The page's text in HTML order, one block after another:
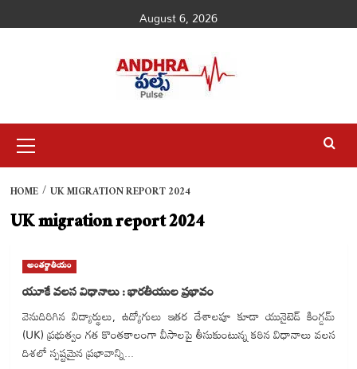
to
August 6, 2026
Menu
HOME UK MIGRATION REPORT 2024
UK migration report 2024
అంతర్జాతీయం
యూకే వలస విధానాలు : భారతీయుల ప్రభావం
వెనుదిరిగిన విద్యార్థులు, ఉద్యోగులు ఇతర దేశాలపూ కూడా యునైటెడ్ కింగ్డమ్
(UK) ప్రభుత్వం గత కొంతకాలంగా వీసాలపై తీసుకుంటున్న కఠిన విధానాలు వలస
దిశలో స్పష్టమైన ప్రభావాన్ని...